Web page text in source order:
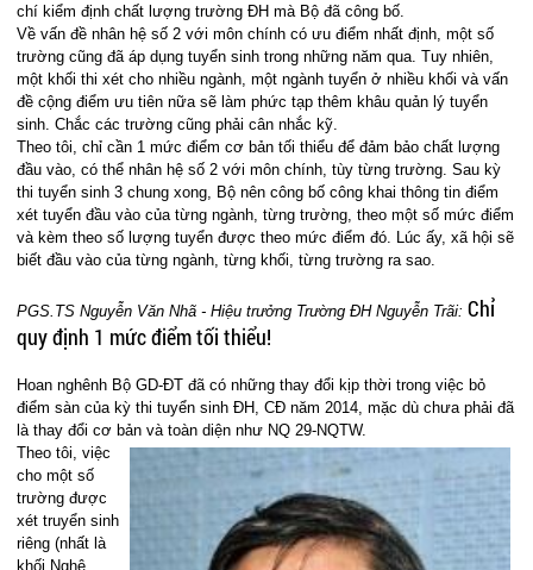
chí kiểm định chất lượng trường ĐH mà Bộ đã công bố.
Về vấn đề nhân hệ số 2 với môn chính có ưu điểm nhất định, một số
trường cũng đã áp dụng tuyển sinh trong những năm qua. Tuy nhiên,
một khối thi xét cho nhiều ngành, một ngành tuyển ở nhiều khối và vấn
đề cộng điểm ưu tiên nữa sẽ làm phức tạp thêm khâu quản lý tuyển
sinh. Chắc các trường cũng phải cân nhắc kỹ.
Theo tôi, chỉ cần 1 mức điểm cơ bản tối thiểu để đảm bảo chất lượng
đầu vào, có thể nhân hệ số 2 với môn chính, tùy từng trường. Sau kỳ
thi tuyển sinh 3 chung xong, Bộ nên công bố công khai thông tin điểm
xét tuyển đầu vào của từng ngành, từng trường, theo một số mức điểm
và kèm theo số lượng tuyển được theo mức điểm đó. Lúc ấy, xã hội sẽ
biết đầu vào của từng ngành, từng khối, từng trường ra sao.
PGS.TS Nguyễn Văn Nhã - Hiệu trưởng Trường ĐH Nguyễn Trãi:Chỉ
quy định 1 mức điểm tối thiểu!
Hoan nghênh Bộ GD-ĐT đã có những thay đổi kịp thời trong việc bỏ
điểm sàn của kỳ thi tuyển sinh ĐH, CĐ năm 2014, mặc dù chưa phải đã
là thay đổi cơ bản và toàn diện như NQ29-NQTW.
Theo tôi, việc
cho một số
trường được
xét truyển sinh
riêng (nhất là
khối Nghệ